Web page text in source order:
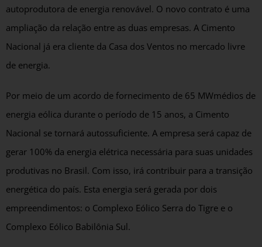
autoprodutora de energia renovável. O novo contrato é uma
ampliação da relação entre as duas empresas. A Cimento
Nacional já era cliente da Casa dos Ventos no mercado livre
de energia.
Por meio de um acordo de fornecimento de 65 MWmédios de
energia eólica durante o período de 15 anos, a Cimento
Nacional se tornará autossuficiente. A empresa será capaz de
gerar 100% da energia elétrica necessária para suas unidades
produtivas no Brasil. Com isso, irá contribuir para a transição
energética do país. Esta energia será gerada por dois
empreendimentos: o Complexo Eólico Serra do Tigre e o
Complexo Eólico Babilônia Sul.